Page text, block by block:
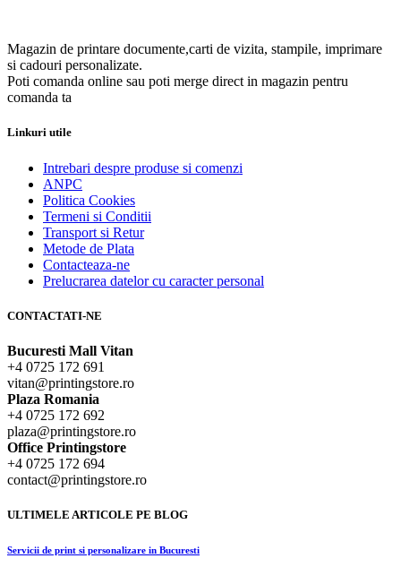
Magazin de printare documente,carti de vizita, stampile, imprimare
si cadouri personalizate.
Poti comanda online sau poti merge direct in magazin pentru
comanda ta
Linkuri utile
Intrebari despre produse si comenzi
ANPC
Politica Cookies
Termeni si Conditii
Transport si Retur
Metode de Plata
Contacteaza-ne
Prelucrarea datelor cu caracter personal
CONTACTATI-NE
Bucuresti Mall Vitan
+4 0725 172 691
vitan@printingstore.ro
Plaza Romania
+4 0725 172 692
plaza@printingstore.ro
Office Printingstore
+4 0725 172 694
contact@printingstore.ro
ULTIMELE ARTICOLE PE BLOG
Servicii de print si personalizare in Bucuresti